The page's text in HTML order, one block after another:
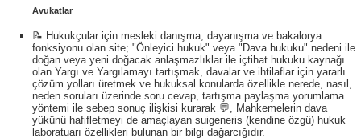
Avukatlar
📝 Hukukçular için mesleki danışma, dayanışma ve bakalorya
fonksiyonu olan site; "Önleyici hukuk" veya "Dava hukuku" nedeni ile
doğan veya yeni doğacak anlaşmazlıklar ile içtihat hukuku kaynağı
olan Yargı ve Yargılamayı tartışmak, davalar ve ihtilaflar için yararlı
çözüm yolları üretmek ve hukuksal konularda özellikle nerede, nasıl,
neden soruları üzerinde soru cevap, tartışma paylaşma yorumlama
yöntemi ile sebep sonuç ilişkisi kurarak 💬, Mahkemelerin dava
yükünü hafifletmeyi de amaçlayan suigeneris (kendine özgü) hukuk
laboratuarı özellikleri bulunan bir bilgi dağarcığıdır.